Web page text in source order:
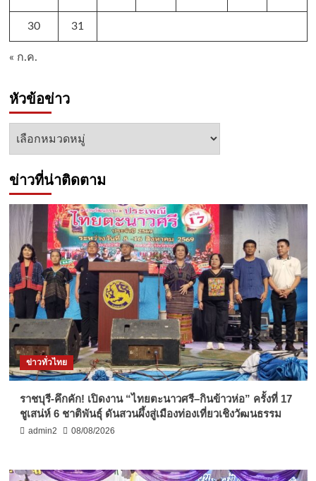
30 31
« ก.ค.
หัวข้อข่าว
หัวข้อ
ข่าวที่น่าติดตาม
ข่าวทั่วไทย
ราชบุรี-คึกคัก! เปิดงาน “ไทยตะนาวศรี–กินข้าวห่อ” ครั้งที่ 17
ชูเสน่ห์ 6 ชาติพันธุ์ ดันสวนผึ้งสู่เมืองท่องเที่ยวเชิงวัฒนธรรม
admin2 08/08/2026